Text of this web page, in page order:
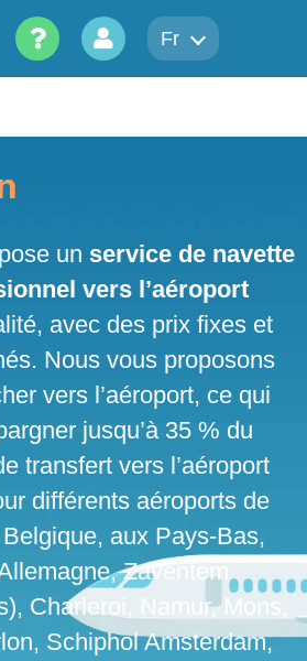
Fr
un service de navette
vers l’aéroport
avec des prix fixes et
Nous vous proposons
vers l’aéroport, ce qui
jusqu’à 35 % du
transfert vers l’aéroport
différents aéroports de
aux Pays-Bas,
Zaventem
Charleroi, Namur, Mons,
Schiphol Amsterdam,